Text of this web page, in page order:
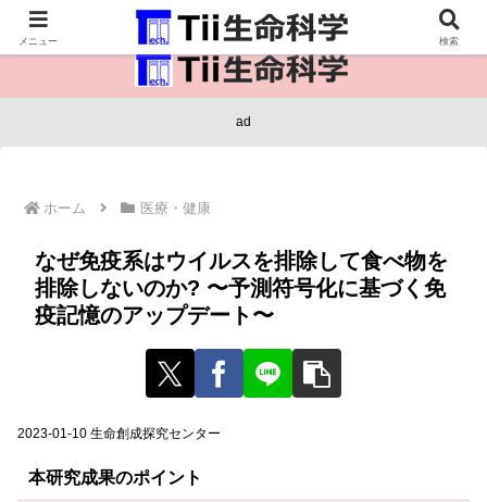
医療保健・生命・生物の情報インフラ。
ad
ホーム 医療・健康
なぜ免疫系はウイルスを排除して食べ物を
排除しないのか? 〜予測符号化に基づく免
疫記憶のアップデート〜
2023-01-10 生命創成探究センター
本研究成果のポイント
メニュー 検索